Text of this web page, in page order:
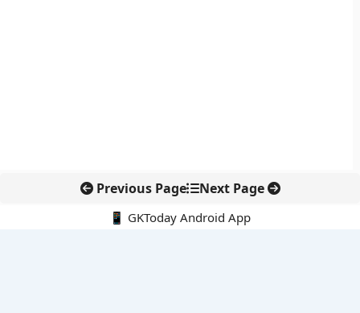
Previous Page Next Page
📱 GKToday Android App